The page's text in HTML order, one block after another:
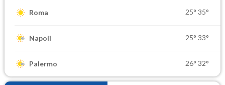
Roma 25° 35°
Napoli 25° 33°
Palermo 26° 32°